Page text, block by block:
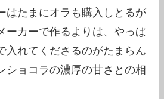
はたまにオラも購入しとるが
ーカーで作るよりは、やっぱ
入れてくださるのがたまらん
ョコラの濃厚の甘さとの相